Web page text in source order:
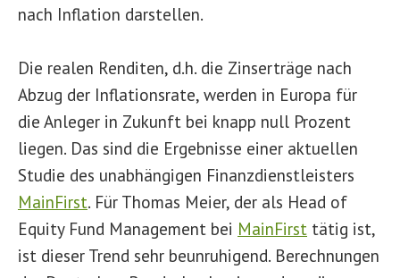
nach Inflation darstellen.
Die realen Renditen, d.h. die Zinserträge nach
Abzug der Inflationsrate, werden in Europa für
die Anleger in Zukunft bei knapp null Prozent
liegen. Das sind die Ergebnisse einer aktuellen
Studie des unabhängigen Finanzdienstleisters
MainFirst. Für Thomas Meier, der als Head of
Equity Fund Management bei MainFirst tätig ist,
ist dieser Trend sehr beunruhigend. Berechnungen